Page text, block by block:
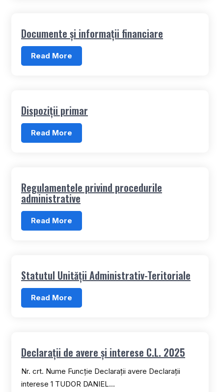
Documente și informații financiare
Read More
Dispoziții primar
Read More
Regulamentele privind procedurile
administrative
Read More
Statutul Unității Administrativ-Teritoriale
Read More
Declarații de avere și interese C.L. 2025
Nr. crt. Nume Funcție Declarații avere Declarații
interese 1 TUDOR DANIEL…